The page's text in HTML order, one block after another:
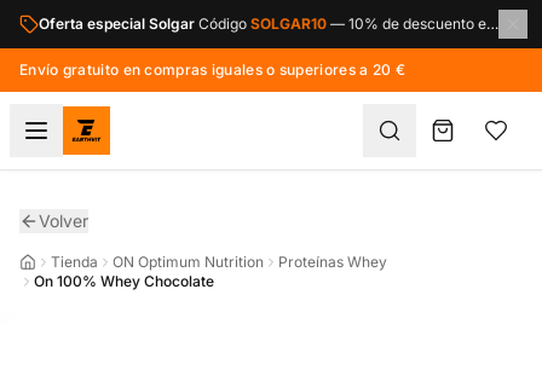
Saltar al contenido principal
Oferta especial Solgar Código SOLGAR10 — 10% de descuento en toda la marca Solgar.
Envío gratuito en compras iguales o superiores a 20 €
Volver
Tienda ON Optimum Nutrition
Proteínas Whey
On 100% Whey Chocolate